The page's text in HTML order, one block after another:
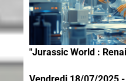
"Jurassic World :